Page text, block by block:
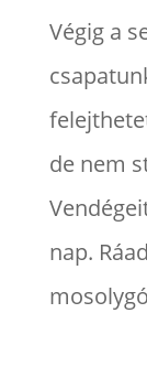
Végig a
de nem
nap.